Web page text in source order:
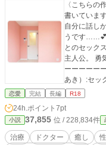
〈こちらの
書いていま
自分に話し
うです……💕〉 [あらすじ] 《以前付き合っていた
とのセック
主人公。 勇
ーーーーー
あき）:セッ
で、その患
楽しめるこ
恋愛 完結 長編 R18
24h.ポイント 7pt
小説 37,855 位 / 228,834件
治療 ドクター 癒し